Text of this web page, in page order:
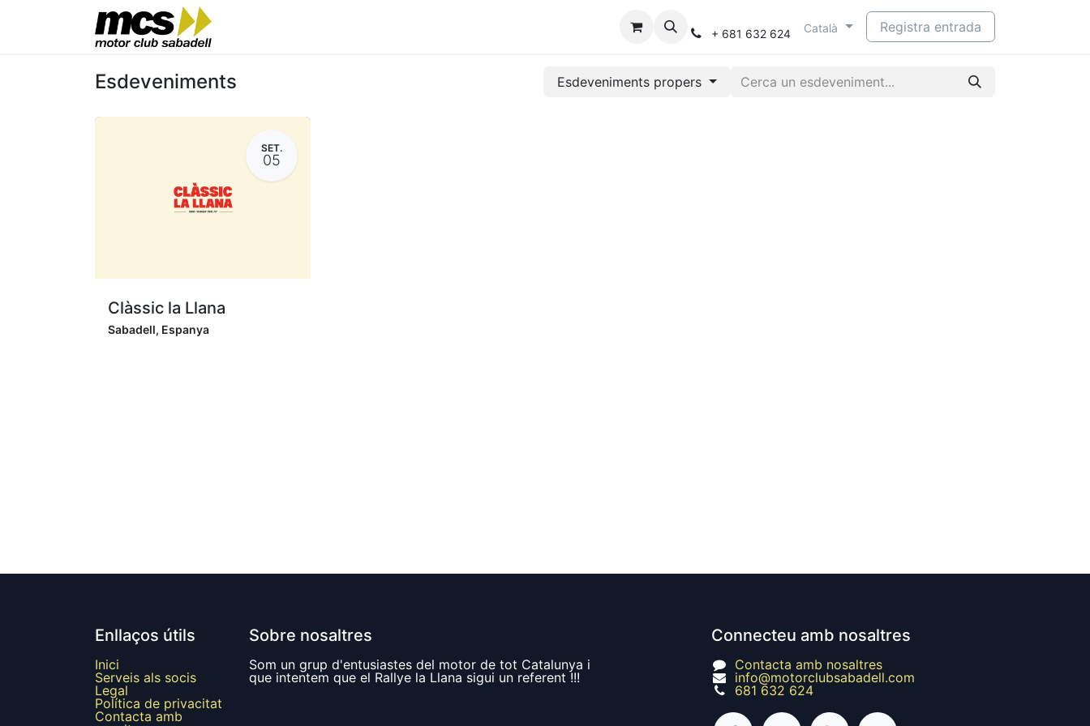
+ 681 632 624 Català Registra entrada
Esdeveniments Esdeveniments propers
SET.
05
Clàssic la Llana
Sabadell, Espanya
Enllaços útils
Inici
Serveis als socis
Legal
Política de privacitat
Contacta amb
Sobre nosaltres
Som un grup d'entusiastes del motor de tot Catalunya i
que intentem que el Rallye la Llana sigui un referent !!!
Connecteu amb nosaltres
Contacta amb nosaltres
info@motorclubsabadell.com
681 632 624